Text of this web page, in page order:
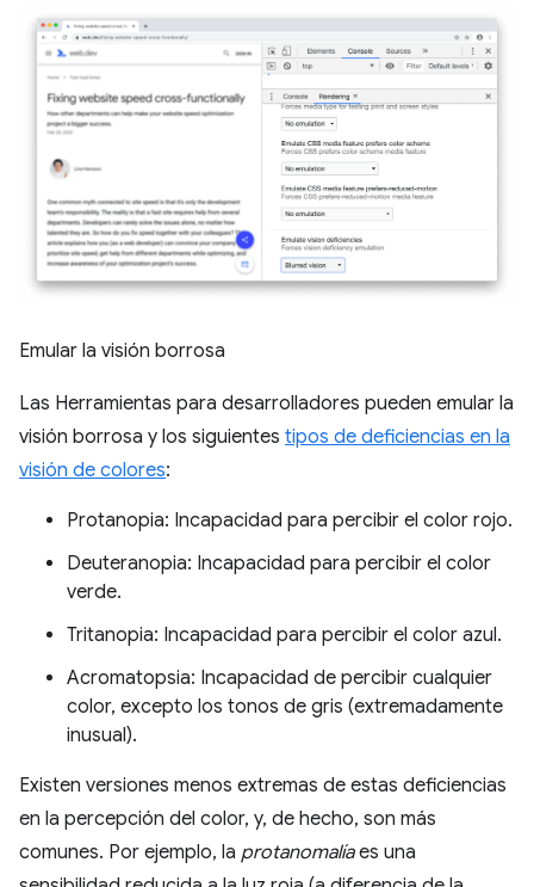
Emular la visión borrosa
Las Herramientas para desarrolladores pueden emular la
visión borrosa y los siguientes tipos de deficiencias en la
visión de colores:
Protanopia: Incapacidad para percibir el color rojo.
Deuteranopia: Incapacidad para percibir el color
verde.
Tritanopia: Incapacidad para percibir el color azul.
Acromatopsia: Incapacidad de percibir cualquier
color, excepto los tonos de gris (extremadamente
inusual).
Existen versiones menos extremas de estas deficiencias
en la percepción del color, y, de hecho, son más
comunes. Por ejemplo, la protanomalíaes una